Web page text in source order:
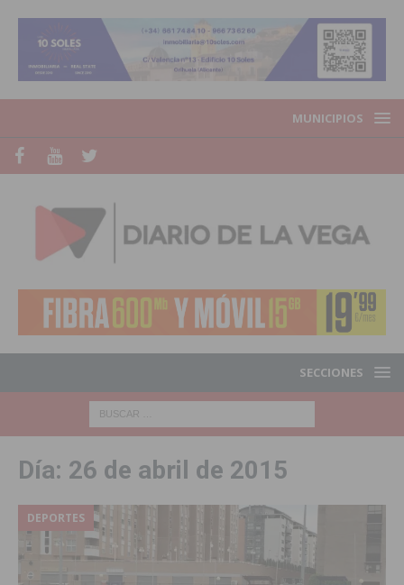
MUNICIPIOS
SECCIONES
Día: 26 de abril de 2015
DEPORTES